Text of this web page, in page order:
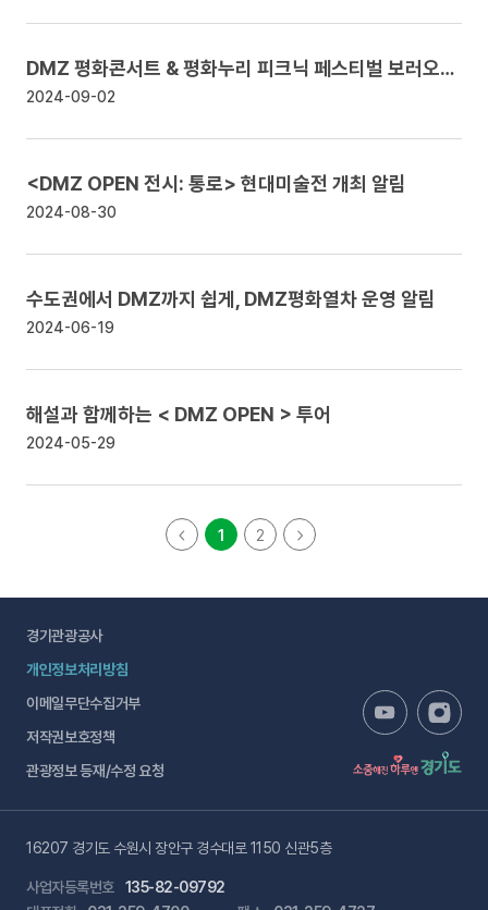
DMZ 평화콘서트 & 평화누리 피크닉 페스티벌 보러오세요!
2024-09-02
<DMZ OPEN 전시: 통로> 현대미술전 개최 알림
2024-08-30
수도권에서 DMZ까지 쉽게, DMZ평화열차 운영 알림
2024-06-19
해설과 함께하는 < DMZ OPEN > 투어
2024-05-29
1 2
경기관광공사
개인정보처리방침
이메일무단수집거부
저작권보호정책
관광정보 등재/수정 요청
16207 경기도 수원시 장안구 경수대로 1150 신관5층
사업자등록번호
135-82-09792